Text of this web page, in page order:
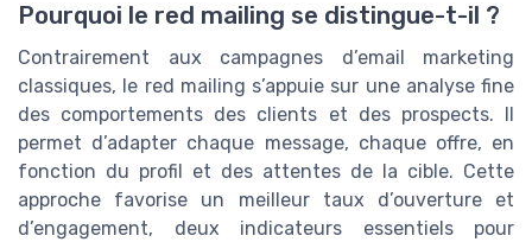
Pourquoi le red mailing se distingue-t-il ?
Contrairement aux campagnes d’email marketing
classiques, le red mailing s’appuie sur une analyse fine
des comportements des clients et des prospects. Il
permet d’adapter chaque message, chaque offre, en
fonction du profil et des attentes de la cible. Cette
approche favorise un meilleur taux d’ouverture et
d’engagement, deux indicateurs essentiels pour